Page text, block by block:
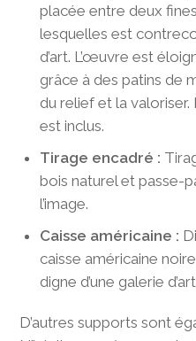
placée entre deux
lesquelles est
d’art. L’œuvre est
grâce à des patins de
du relief et la valoriser.
est inclus.
Tirage encadré :
bois naturel et passe-
l’image.
Caisse américaine :
caisse américaine
digne d’une galerie
D’autres supports sont